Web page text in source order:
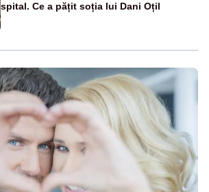
spital. Ce a pățit soția lui Dani Oțil